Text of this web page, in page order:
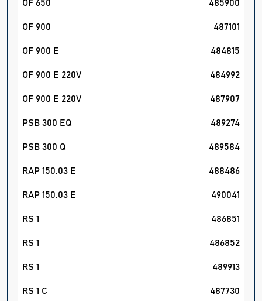
OF 650 485900
OF 900 487101
OF 900 E 484815
OF 900 E 220V 484992
OF 900 E 220V 487907
PSB 300 EQ 489274
PSB 300 Q 489584
RAP 150.03 E 488486
RAP 150.03 E 490041
RS 1 486851
RS 1 486852
RS 1 489913
RS 1 C 487730